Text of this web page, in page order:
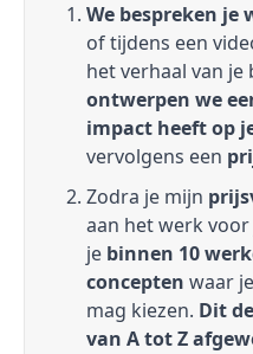
We bespreken je
of tijdens een
het verhaal van je
ontwerpen we
impact heeft op
vervolgens een
Zodra je mijn
aan het werk
je binnen 10
concepten waar
mag kiezen. Dit
van A tot Z